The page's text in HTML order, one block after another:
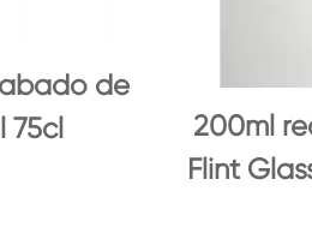
de
75cl
200ml
Flint